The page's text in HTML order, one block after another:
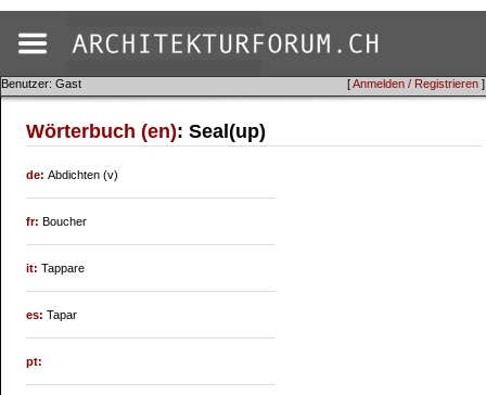
[Anmelden / Registrieren ]
Benutzer: Gast
Wörterbuch (en): Seal(up)
de:Abdichten (v)
fr:Boucher
it:Tappare
es:Tapar
pt: